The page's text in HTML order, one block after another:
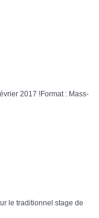
2017 !Format : Mass-
le traditionnel stage de